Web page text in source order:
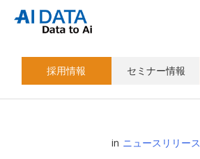
採用情報 セミナー情報
in ニュースリリース